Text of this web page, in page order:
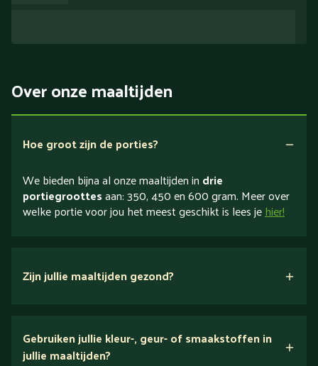
Over onze maaltijden
Hoe groot zijn de porties?
We bieden bijna al onze maaltijden in drie
portiegroottesaan: 350, 450 en 600 gram. Meer over
welke portie voor jou het meest geschikt is lees jehier!
Zijn jullie maaltijden gezond?
Gebruiken jullie kleur-, geur- of smaakstoffen in
jullie maaltijden?